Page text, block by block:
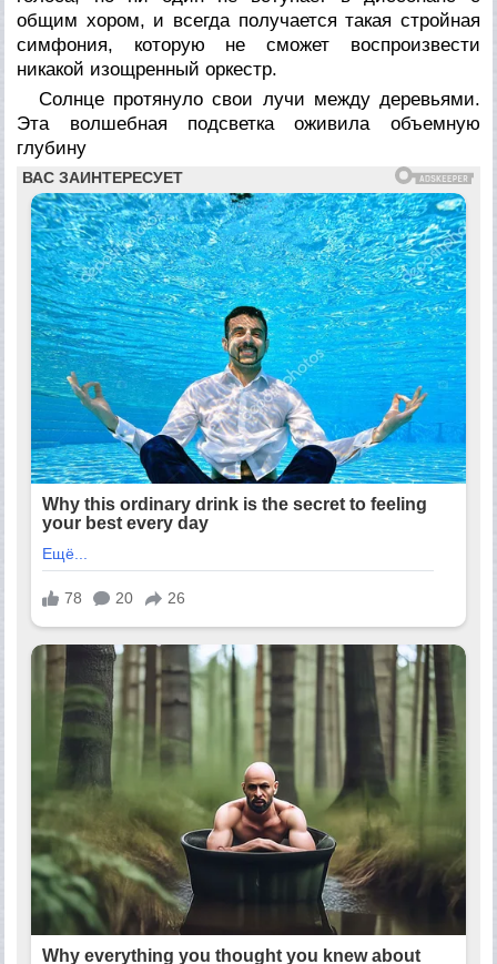
общим хором, и всегда получается такая стройная
симфония, которую не сможет воспроизвести
никакой изощренный оркестр.
Солнце протянуло свои лучи между деревьями.
Эта волшебная подсветка оживила объемную
глубину